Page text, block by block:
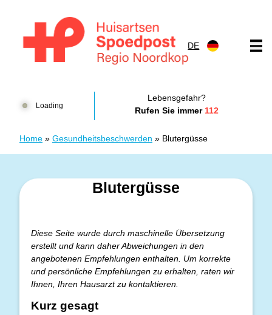
DE
Loading
Lebensgefahr?
Rufen Sie immer 112
Home » Gesundheitsbeschwerden » Blutergüsse
Blutergüsse
Diese Seite wurde durch maschinelle Übersetzung
erstellt und kann daher Abweichungen in den
angebotenen Empfehlungen enthalten. Um korrekte
und persönliche Empfehlungen zu erhalten, raten wir
Ihnen, Ihren Hausarzt zu kontaktieren.
Kurz gesagt